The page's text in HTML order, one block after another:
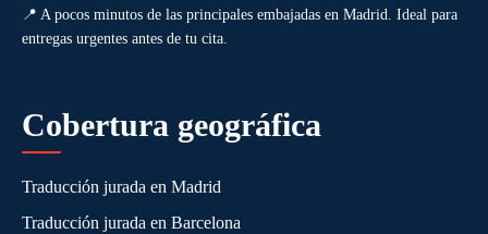
📍 A pocos minutos de las principales embajadas en Madrid. Ideal para
entregas urgentes antes de tu cita.
Cobertura geográfica
Traducción jurada en Madrid
Traducción jurada en Barcelona